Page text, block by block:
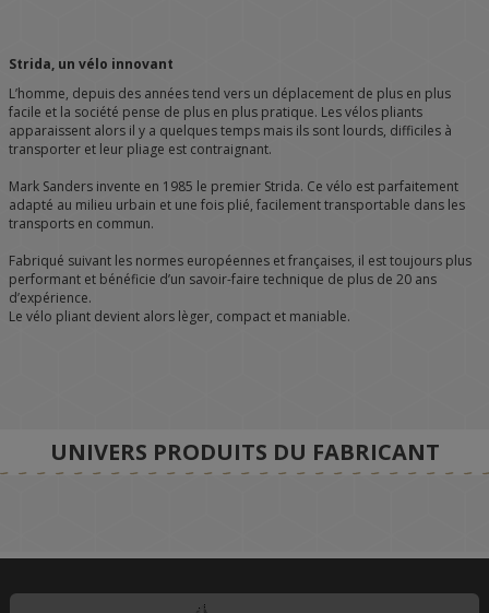
Strida, un vélo innovant
L’homme, depuis des années tend vers un déplacement de plus en plus
facile et la société pense de plus en plus pratique. Les vélos pliants
apparaissent alors il y a quelques temps mais ils sont lourds, difficiles à
transporter et leur pliage est contraignant.
Mark Sanders invente en 1985 le premier Strida. Ce vélo est parfaitement
adapté au milieu urbain et une fois plié, facilement transportable dans les
transports en commun.
Fabriqué suivant les normes européennes et françaises, il est toujours plus
performant et bénéficie d’un savoir-faire technique de plus de 20 ans
d’expérience.
Le vélo pliant devient alors lèger, compact et maniable.
UNIVERS PRODUITS DU FABRICANT